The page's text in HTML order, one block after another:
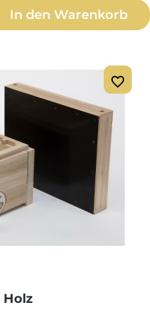
gewünschten
In den Warenkorb